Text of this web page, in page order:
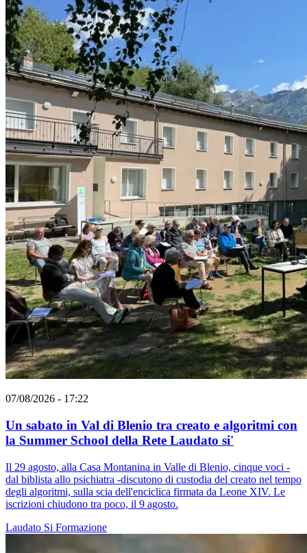
07/08/2026 - 17:22
Un sabato in Val di Blenio tra creato e algoritmi con
la Summer School della Rete Laudato si'
Il 29 agosto, alla Casa Montanina in Valle di Blenio, cinque voci -
dal biblista allo psichiatra -discutono di custodia del creato nel tempo
degli algoritmi, sulla scia dell'enciclica firmata da Leone XIV. Le
iscrizioni chiudono tra poco, il 9 agosto.
Laudato Si Formazione